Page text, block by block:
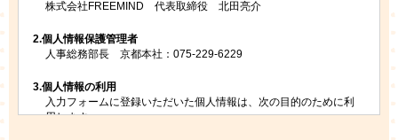
株式会社FREEMIND 代表取締役 北田亮介
2.個人情報保護管理者
人事総務部長 京都本社：075-229-6229
3.個人情報の利用
入力フォームに登録いただいた個人情報は、次の目的のために利
用します。